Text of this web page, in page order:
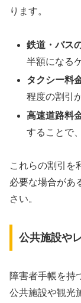
ります。
鉄道・バス
半額になる
タクシー料
程度の割引
高速道路料
することで
これらの割引を
必要な場合があ
さい。
公共施設や
障害者手帳を持
公共施設や観光